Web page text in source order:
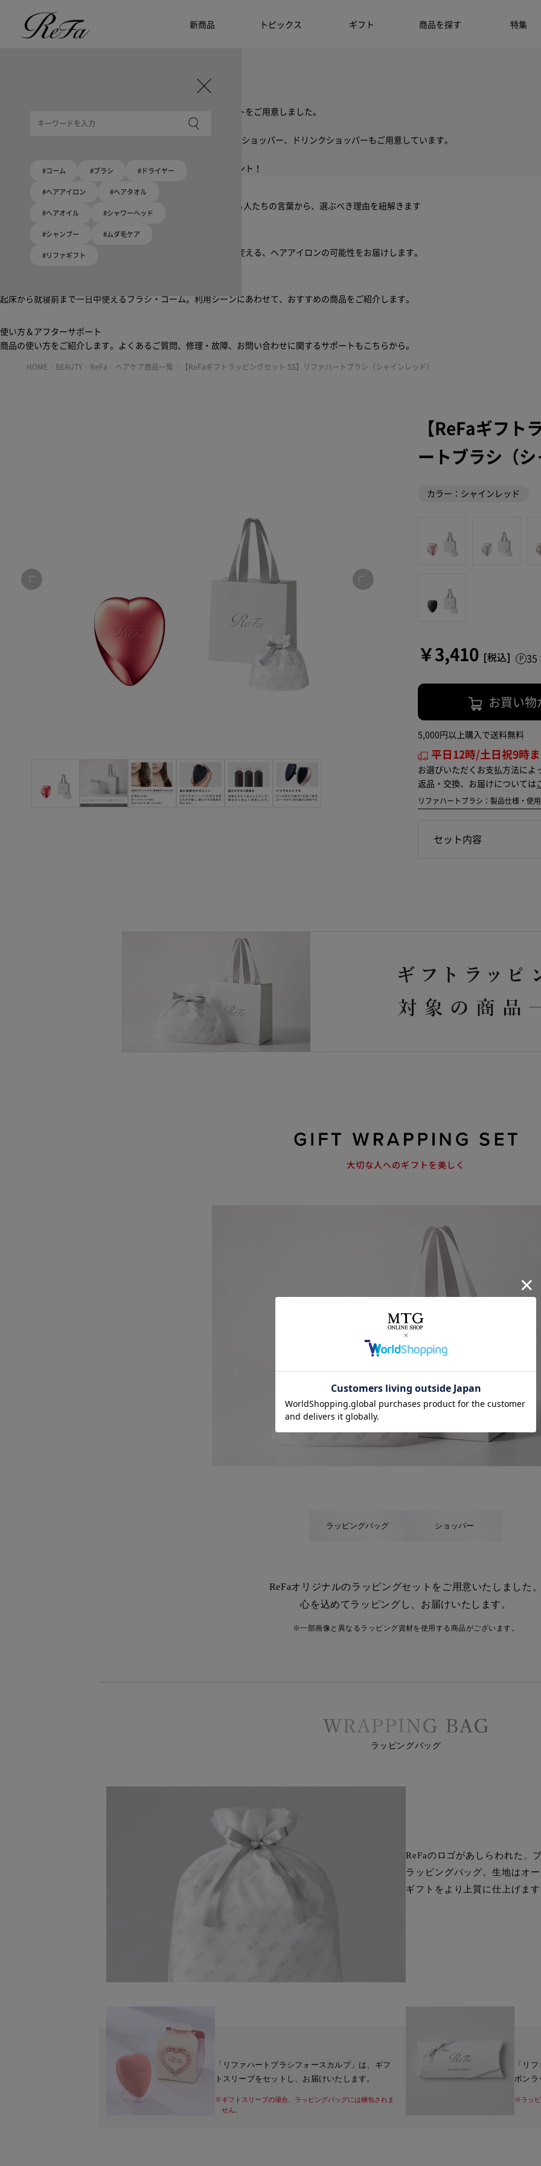
新商品 トピックス ギフト 商品を探す 特集
ReFa商品をご紹介します。プレゼント選びの参考に。
限定ラッピングバック・ショッパーまたはギフトスリーブセットをご用意しました。
大切な人への贈り物にリファオリジナルショッパー
リファロゴが入った、白色のショッパーを6サイズ、ピンク色のショッパー、ドリンクショッパーもご用意しています。
期間限定で対象商品のご購入でオリジナルショッパーをプレゼント！
Because ReFa | 上質な美しさを、妥協しない人へ
高機能ドライヤー Xモデルに宿る美学。上質な美しさを追求する人たちの言葉から、選ぶべき理由を紐解きます
いい髪めざす、大人たちへ。
髪がきれいって嬉しい。「でもヘアケアは大変」という概念を変える、ヘアアイロンの可能性をお届けします。
起床から就寝前まで一日中使えるブラシ・コーム。利用シーンにあわせて、おすすめの商品をご紹介します。
使い方＆アフターサポート
商品の使い方をご紹介します。よくあるご質問、修理・故障、お問い合わせに関するサポートもこちらから。
#コーム #ブラシ #ドライヤー
#ヘアアイロン #ヘアタオル
#ヘアオイル #シャワーヘッド
#シャンプー #ムダ毛ケア
#リファギフト
HOME BEAUTY ReFa ヘアケア商品一覧 【ReFaギフトラッピングセット SS】リファハートブラシ（シャインレッド）
【ReFaギフト
ートブラシ（
カラー：シャインレッド
￥3,410 35
お買い物
5,000円以上購入で送料無料
平日12時/土日祝9時
お選びいただくお支払方法によ
返品・交換、お届けについては
リファハートブラシ：製品仕様・使
セット内容
大切な人へのギフトを美しく
ラッピングバッグ ショッパー
ReFaオリジナルのラッピングセットを ご用意いたしました
心を込めてラッピングし、お届けいたします。
※一部画像と異なるラッピング資材を使用する商品がございます。
ラッピングバッグ
ReFaのロゴがあしらわれた、
ラッピングバッグ。生地はオ
ギフトをより上質に仕上げま
「リファハートブラシフォースカルプ」は、ギフ
トスリーブをセットし、お届けいたします。
※ギフトスリーブの場合、ラッピングバッグには梱包されま
せん。
「リ
ボンラ
※ラッピ